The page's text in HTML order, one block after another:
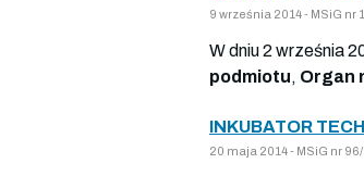
9 września 2014 - MSiG nr
W dniu 2 września
podmiotu, Organ
INKUBATOR
20 maja 2014 - MSiG nr